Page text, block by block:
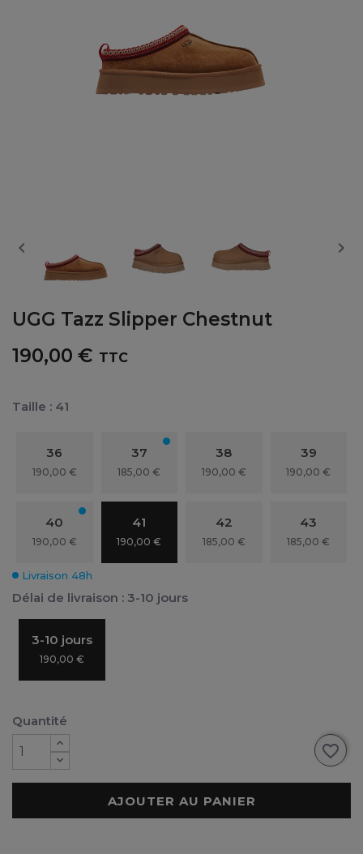
 
UGG Tazz Slipper Chestnut
190,00 € TTC
Taille : 41
36
190,00 €
37
185,00 €
38
190,00 €
39
190,00 €
40
190,00 €
41
190,00 €
42
185,00 €
43
185,00 €
Livraison 48h
Délai de livraison : 3-10 jours
3-10 jours
190,00 €
Quantité
AJOUTER AU PANIER
favorite_border